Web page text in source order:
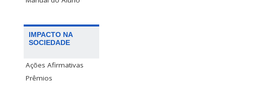
IMPACTO NA
SOCIEDADE
Ações Afirmativas
Prêmios